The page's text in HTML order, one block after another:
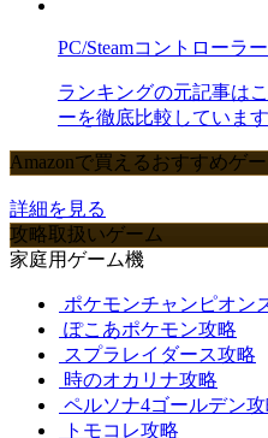
PC/Steamコントローラ
ランキングの元記事は
ーを徹底比較しています
Amazonで買えるおすすめゲ
詳細を見る
攻略取扱いゲーム
家庭用ゲーム機
ポケモンチャンピオン
ぽこあポケモン攻略
スプラレイダース攻略
時のオカリナ攻略
ペルソナ4ゴールデン攻
トモコレ攻略